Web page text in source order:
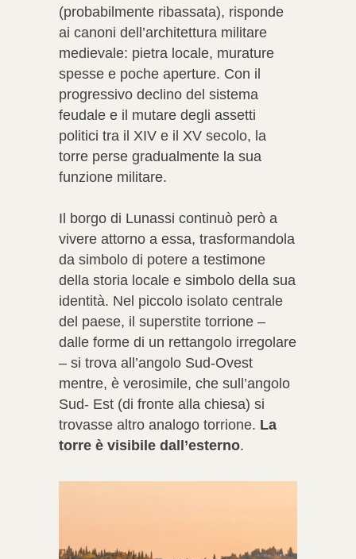
(probabilmente ribassata), risponde
ai canoni dell’architettura militare
medievale: pietra locale, murature
spesse e poche aperture. Con il
progressivo declino del sistema
feudale e il mutare degli assetti
politici tra il XIV e il XV secolo, la
torre perse gradualmente la sua
funzione militare.
Il borgo di Lunassi continuò però a
vivere attorno a essa, trasformandola
da simbolo di potere a testimone
della storia locale e simbolo della sua
identità. Nel piccolo isolato centrale
del paese, il superstite torrione –
dalle forme di un rettangolo irregolare
– si trova all’angolo Sud-Ovest
mentre, è verosimile, che sull’angolo
Sud- Est (di fronte alla chiesa) si
trovasse altro analogo torrione. La
torre è visibile dall’esterno.